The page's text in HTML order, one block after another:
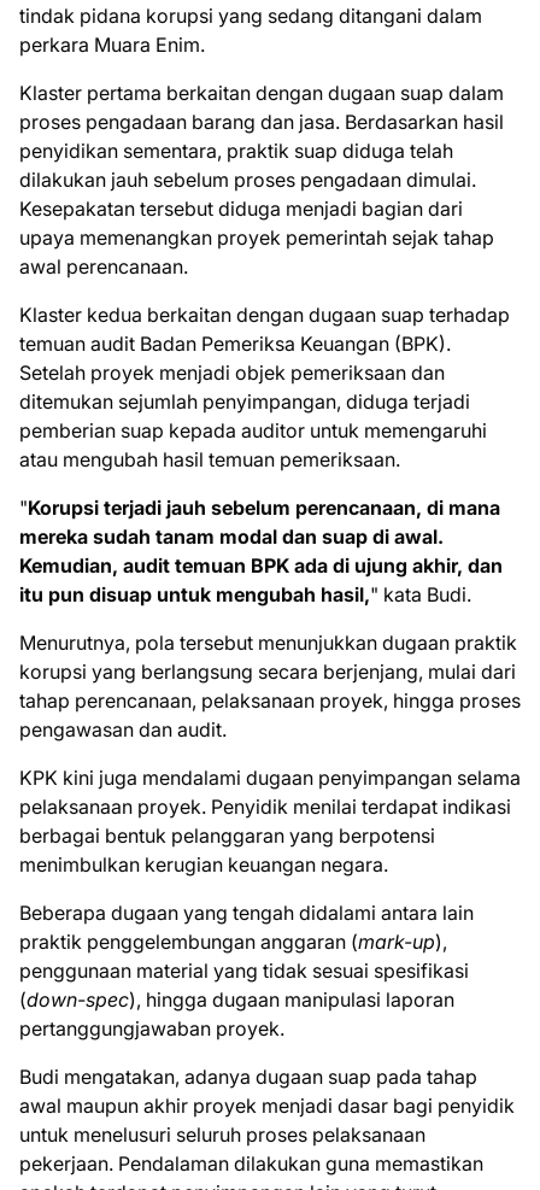
tindak pidana korupsi yang sedang ditangani dalam
perkara Muara Enim.
Klaster pertama berkaitan dengan dugaan suap dalam
proses pengadaan barang dan jasa. Berdasarkan hasil
penyidikan sementara, praktik suap diduga telah
dilakukan jauh sebelum proses pengadaan dimulai.
Kesepakatan tersebut diduga menjadi bagian dari
upaya memenangkan proyek pemerintah sejak tahap
awal perencanaan.
Klaster kedua berkaitan dengan dugaan suap terhadap
temuan audit Badan Pemeriksa Keuangan (BPK).
Setelah proyek menjadi objek pemeriksaan dan
ditemukan sejumlah penyimpangan, diduga terjadi
pemberian suap kepada auditor untuk memengaruhi
atau mengubah hasil temuan pemeriksaan.
"Korupsi terjadi jauh sebelum perencanaan, di mana
mereka sudah tanam modal dan suap di awal.
Kemudian, audit temuan BPK ada di ujung akhir, dan
itu pun disuap untuk mengubah hasil," kata Budi.
Menurutnya, pola tersebut menunjukkan dugaan praktik
korupsi yang berlangsung secara berjenjang, mulai dari
tahap perencanaan, pelaksanaan proyek, hingga proses
pengawasan dan audit.
KPK kini juga mendalami dugaan penyimpangan selama
pelaksanaan proyek. Penyidik menilai terdapat indikasi
berbagai bentuk pelanggaran yang berpotensi
menimbulkan kerugian keuangan negara.
Beberapa dugaan yang tengah didalami antara lain
praktik penggelembungan anggaran (mark-up),
penggunaan material yang tidak sesuai spesifikasi
(down-spec), hingga dugaan manipulasi laporan
pertanggungjawaban proyek.
Budi mengatakan, adanya dugaan suap pada tahap
awal maupun akhir proyek menjadi dasar bagi penyidik
untuk menelusuri seluruh proses pelaksanaan
pekerjaan. Pendalaman dilakukan guna memastikan